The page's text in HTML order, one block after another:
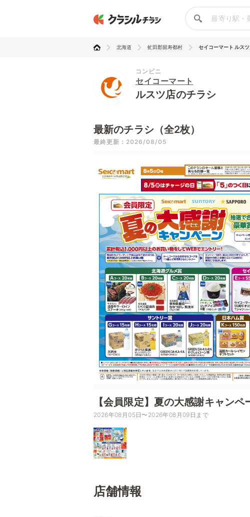
北海道 虻田郡留寿都村 セイコーマート ルス
コンビニ
セイコーマート
ルスツ店のチラシ
最新のチラシ（全2枚）
最終更新：2026/08/05
【会員限定】夏の大感謝キャン
2026年08月05日〜2026年08月09日まで
店舗情報